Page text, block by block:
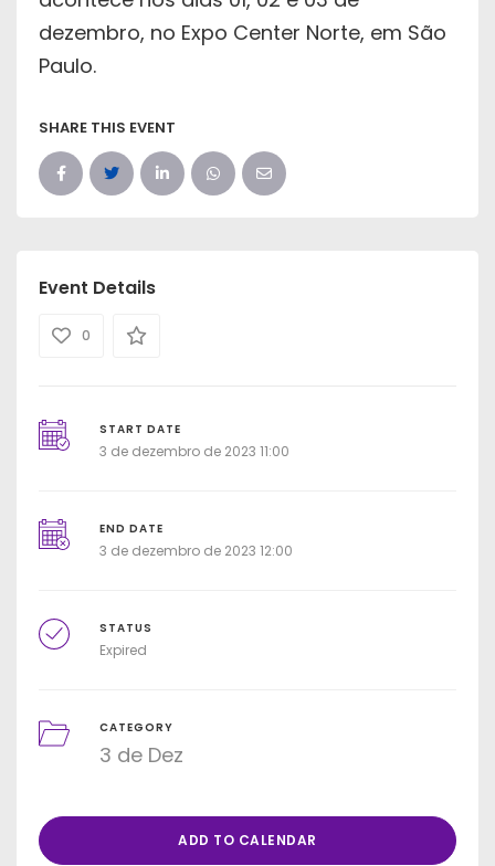
dezembro, no Expo Center Norte, em São
Paulo.
SHARE THIS EVENT
Event Details
0
START DATE
3 de dezembro de 2023 11:00
END DATE
3 de dezembro de 2023 12:00
STATUS
Expired
CATEGORY
3 de Dez
ADD TO CALENDAR